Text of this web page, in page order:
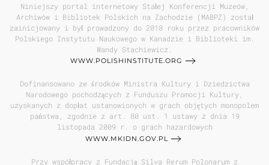
Niniejszy portal internetowy Stałej Konferencji Muzeów,
Archiwów i Bibliotek Polskich na Zachodzie (MABPZ) został
zainicjowany i był prowadzony do 2018 roku przez pracowników
Polskiego Instytutu Naukowego w Kanadzie i Biblioteki im.
Wandy Stachiewicz.
WWW.POLISHINSTITUTE.ORG
Dofinansowano ze środków Ministra Kultury i Dziedzictwa
Narodowego pochodzących z Funduszu Promocji Kultury,
uzyskanych z dopłat ustanowionych w grach objętych monopolem
państwa, zgodnie z art. 80 ust. 1 ustawy z dnia 19
listopada 2009 r. o grach hazardowych
WWW.MKIDN.GOV.PL
Przy współpracy z Fundacją Silva Rerum Polonarum z